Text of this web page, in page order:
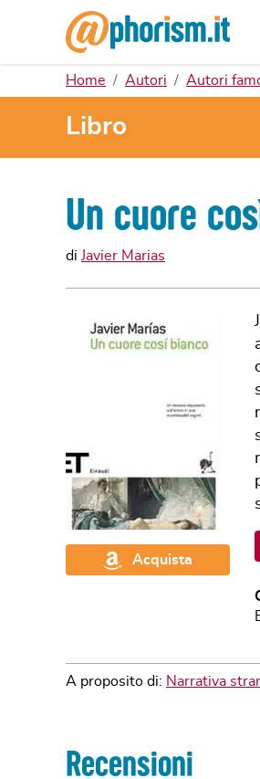
Home Autori Autori
Libro
Un cuore
di Javier Marias
Acquista
A proposito di: Narrativa
Recensioni